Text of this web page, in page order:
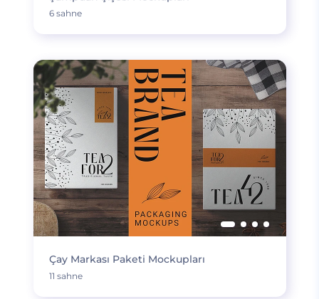
6 sahne
Çay Markası Paketi Mockupları
11 sahne